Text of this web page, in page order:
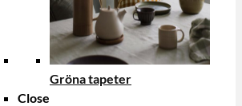
Gröna tapeter
Close